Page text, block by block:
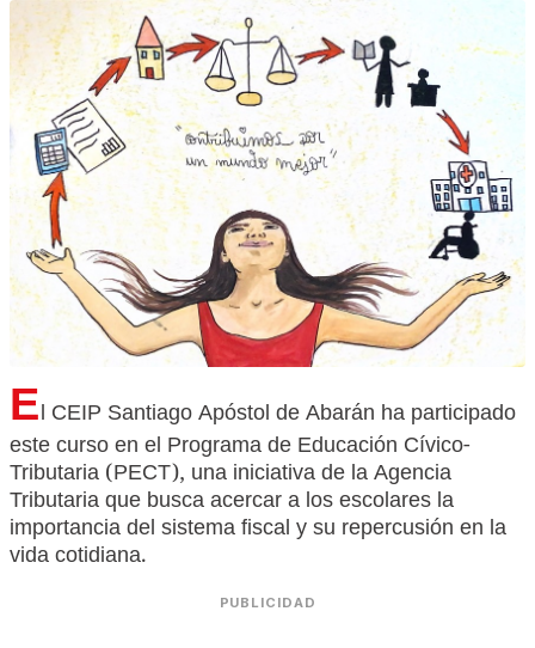
El CEIP Santiago Apóstol de Abarán ha participado
este curso en el Programa de Educación Cívico-
Tributaria (PECT), una iniciativa de la Agencia
Tributaria que busca acercar a los escolares la
importancia del sistema fiscal y su repercusión en la
vida cotidiana.
PUBLICIDAD